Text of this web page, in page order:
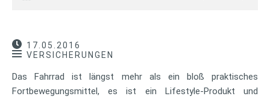
17.05.2016
VERSICHERUNGEN
Das Fahrrad ist längst mehr als ein bloß praktisches
Fortbewegungsmittel, es ist ein Lifestyle-Produkt und